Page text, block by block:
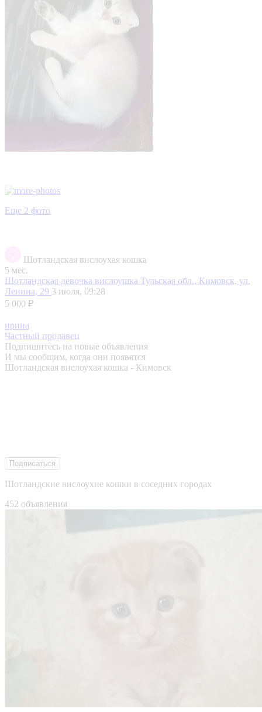
Еще 2 фото
Шотландская вислоухая кошка
5 мес.
Шотландская девочка вислоушка Тульская обл., Кимовск, ул.
Ленина, 29 3 июля, 09:28
5 000 ₽
ирина
Частный продавец
Подпишитесь на новые объявления
И мы сообщим, когда они появятся
Шотландская вислоухая кошка - Кимовск
Подписаться
Шотландские вислоухие кошки в соседних городах
452 объявления